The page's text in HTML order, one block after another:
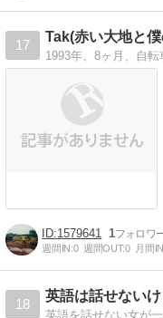
17
Tak(赤い大地と僕
1579641 1
週間IN:0 週間OUT:0 月間
18
英語は話せない